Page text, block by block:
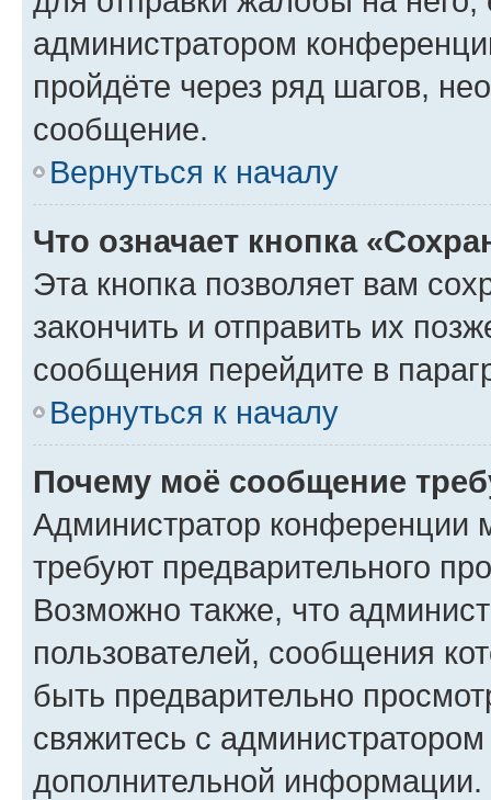
администратором
пройдёте через ряд шагов,
сообщение.
Вернуться к началу
Что означает кнопка
Эта кнопка позволяет вам
закончить и отправить их
сообщения перейдите в
Вернуться к началу
Почему моё сообщение
Администратор конференции
требуют предварительного
Возможно также, что
пользователей, сообщения
быть предварительно
свяжитесь с
дополнительной информации.